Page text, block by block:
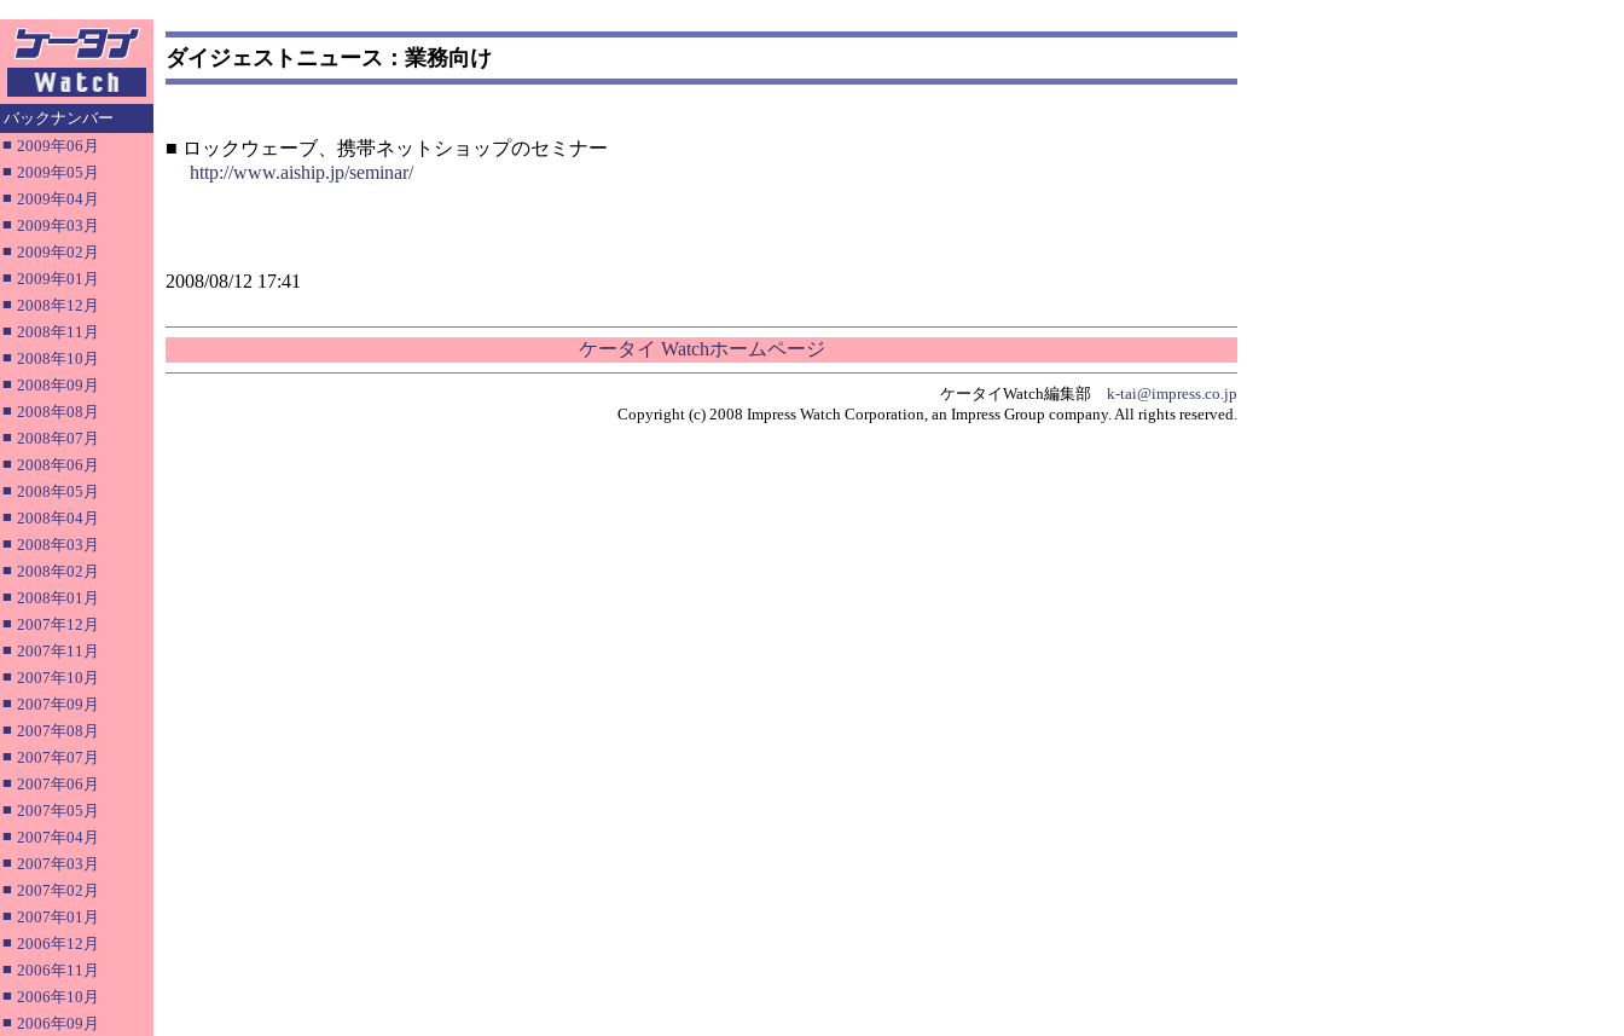
バックナンバー
■ 2009年06月
■ 2009年05月
■ 2009年04月
■ 2009年03月
■ 2009年02月
■ 2009年01月
■ 2008年12月
■ 2008年11月
■ 2008年10月
■ 2008年09月
■ 2008年08月
■ 2008年07月
■ 2008年06月
■ 2008年05月
■ 2008年04月
■ 2008年03月
■ 2008年02月
■ 2008年01月
■ 2007年12月
■ 2007年11月
■ 2007年10月
■ 2007年09月
■ 2007年08月
■ 2007年07月
■ 2007年06月
■ 2007年05月
■ 2007年04月
■ 2007年03月
■ 2007年02月
■ 2007年01月
■ 2006年12月
■ 2006年11月
■ 2006年10月
■ 2006年09月
ダイジェストニュース：業務向け
■ ロックウェーブ、携帯ネットショップのセミナー
http://www.aiship.jp/seminar/
2008/08/12 17:41
ケータイ Watchホームページ
ケータイWatch編集部 k-tai@impress.co.jp
Copyright (c) 2008 Impress Watch Corporation, an Impress Group company. All rights reserved.